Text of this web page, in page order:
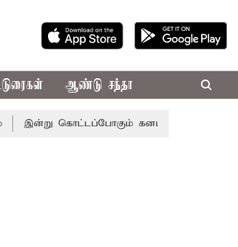
ஆண்டு சந்தா
இன்று கொட்டப்போகும் கனமழை.. எந்தெந்த